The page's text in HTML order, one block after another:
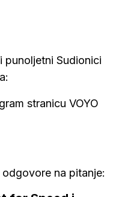
punoljetni Sudionici
stranicu VOYO
na pitanje: